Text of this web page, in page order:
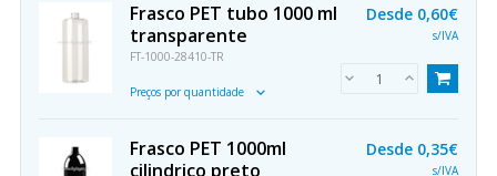
Frasco PET tubo 1000 ml
transparente
FT-1000-28410-TR
Preços por quantidade
Desde 0,60€
s/IVA
Frasco PET 1000ml
cilindrico preto
Desde 0,35€
s/IVA